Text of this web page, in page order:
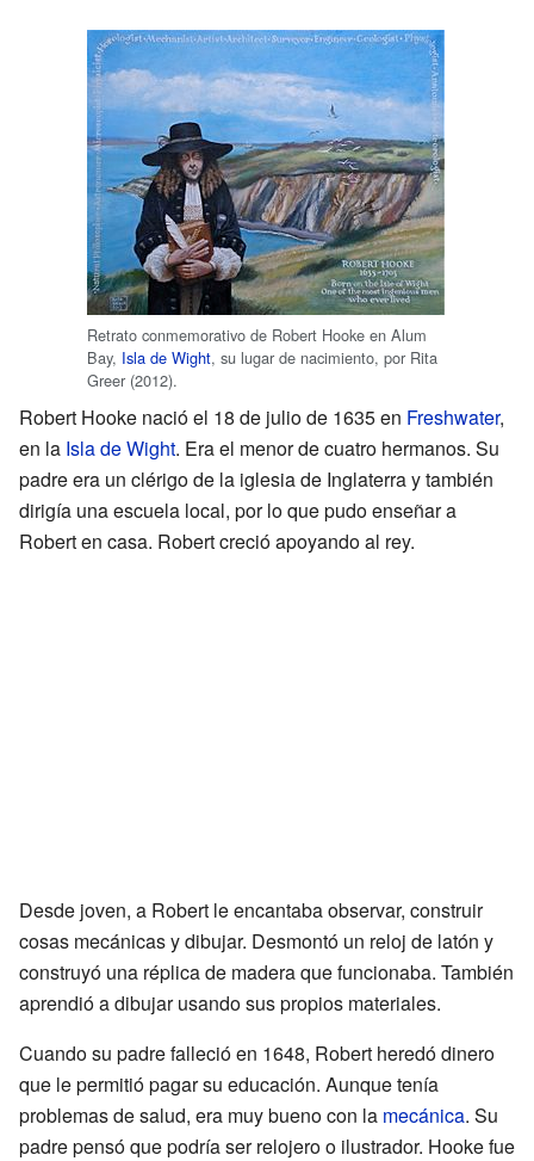
Retrato conmemorativo de Robert Hooke en Alum
Bay, Isla de Wight, su lugar de nacimiento, por Rita
Greer (2012).
Robert Hooke nació el 18 de julio de 1635 en Freshwater,
en la Isla de Wight. Era el menor de cuatro hermanos. Su
padre era un clérigo de la iglesia de Inglaterra y también
dirigía una escuela local, por lo que pudo enseñar a
Robert en casa. Robert creció apoyando al rey.
Desde joven, a Robert le encantaba observar, construir
cosas mecánicas y dibujar. Desmontó un reloj de latón y
construyó una réplica de madera que funcionaba. También
aprendió a dibujar usando sus propios materiales.
Cuando su padre falleció en 1648, Robert heredó dinero
que le permitió pagar su educación. Aunque tenía
problemas de salud, era muy bueno con la mecánica. Su
padre pensó que podría ser relojero o ilustrador. Hooke fue